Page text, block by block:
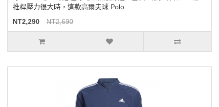
推桿壓力很大時，這款高爾夫球 Polo ..
NT2,290
NT2,690